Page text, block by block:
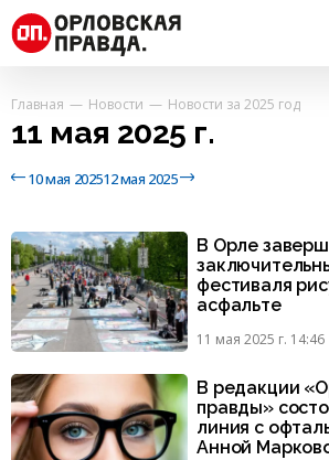
Главная Новости Новости за 2025 год
11 мая 2025 г.
10 мая 202512 мая 2025
В Орле
фестиваля
асфальте
11 мая 2025 г. 14:46
В редакции
правды»
линия с
Анной